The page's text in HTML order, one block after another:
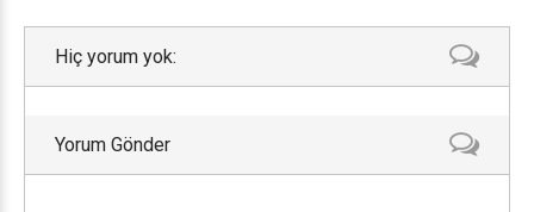
Hiç yorum yok:
Yorum Gönder